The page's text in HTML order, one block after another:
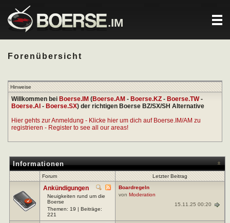
.IM
Forenübersicht
Hinweise
Willkommen bei Boerse.IM (Boerse.AM - Boerse.KZ - Boerse.TW-
Boerse.AI - Boerse.SX) der richtigen Boerse BZ/SX/SH Alternative
Hier gehts zur Anmeldung - Klicke hier um dich auf Boerse.IM/AM zu
registrieren - Register to see all our areas!
Informationen
Forum Letzter Beitrag
Ankündigungen
Neuigkeiten rund um die
Boerse
Themen: 19 | Beiträge:
221
Boardregeln
von Moderation
15.11.25 00:20